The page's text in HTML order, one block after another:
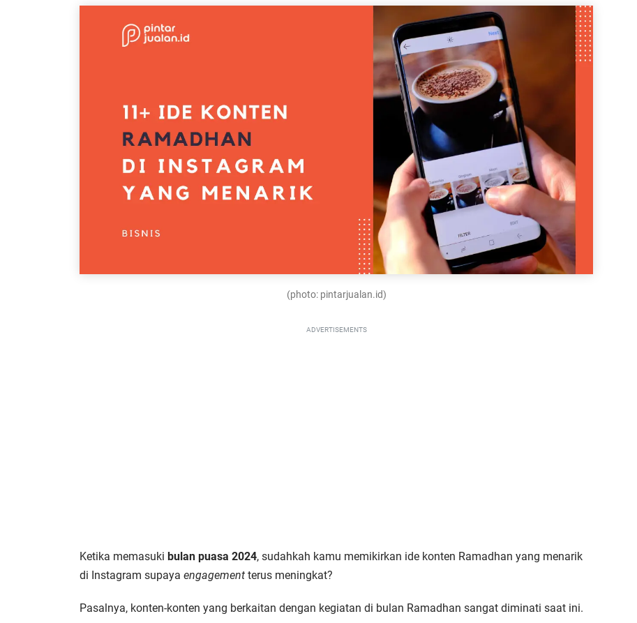
(photo: pintarjualan.id)
ADVERTISEMENTS
Ketika memasuki bulan puasa 2024, sudahkah kamu memikirkan ide konten Ramadhan yang menarik
di Instagram supaya engagement terus meningkat?
Pasalnya, konten-konten yang berkaitan dengan kegiatan di bulan Ramadhan sangat diminati saat ini.